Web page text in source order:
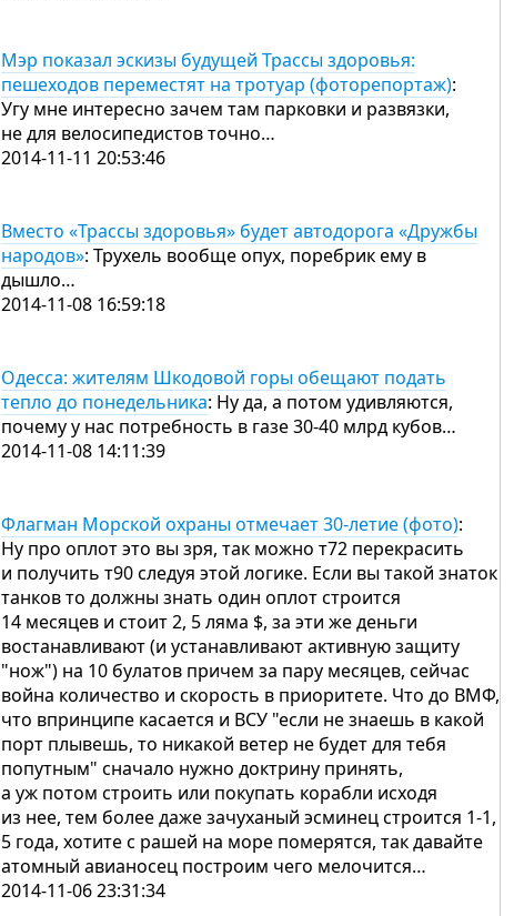
Мэр показал эскизы будущей Трассы здоровья:
пешеходов переместят на тротуар (фоторепортаж):
Угу мне интересно зачем там парковки и развязки,
не для велосипедистов точно…
2014-11-11 20:53:46
Вместо «Трассы здоровья» будет автодорога «Дружбы
народов»: Трухель вообще опух, поребрик ему в
дышло…
2014-11-08 16:59:18
Одесса: жителям Шкодовой горы обещают подать
тепло до понедельника: Ну да, а потом удивляются,
почему у нас потребность в газе 30-40 млрд кубов…
2014-11-08 14:11:39
Флагман Морской охраны отмечает 30-летие (фото):
Ну про оплот это вы зря, так можно т72 перекрасить
и получить т90 следуя этой логике. Если вы такой знаток
танков то должны знать один оплот строится
14 месяцев и стоит 2, 5 ляма $, за эти же деньги
востанавливают (и устанавливают активную защиту
"нож") на 10 булатов причем за пару месяцев, сейчас
война количество и скорость в приоритете. Что до ВМФ,
что впринципе касается и ВСУ "если не знаешь в какой
порт плывешь, то никакой ветер не будет для тебя
попутным" сначало нужно доктрину принять,
а уж потом строить или покупать корабли исходя
из нее, тем более даже зачуханый эсминец строится 1-1,
5 года, хотите с рашей на море померятся, так давайте
атомный авианосец построим чего мелочится…
2014-11-06 23:31:34